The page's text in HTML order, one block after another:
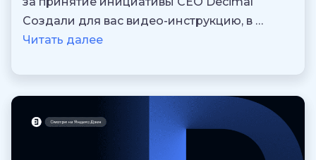
Создали для вас видео-инструкцию, в …
Читать далее